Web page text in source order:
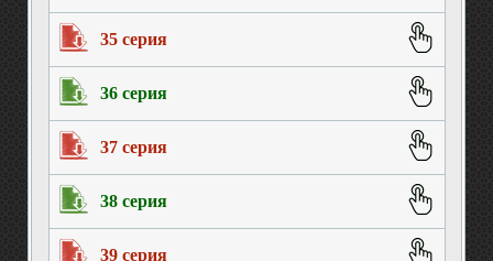
35 серия
36 серия
37 серия
38 серия
39 серия